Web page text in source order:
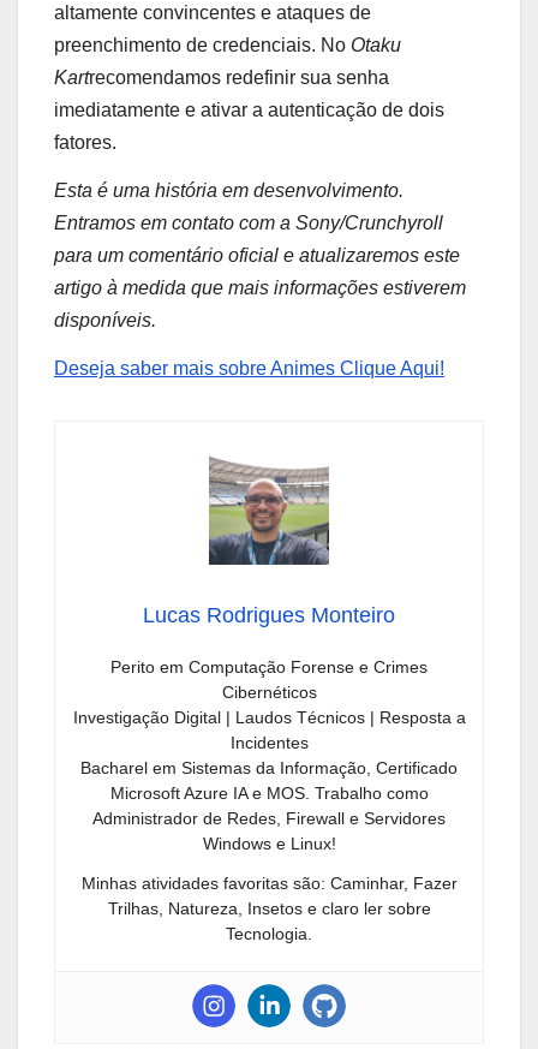
altamente convincentes e ataques de
preenchimento de credenciais. No Otaku
Kartrecomendamos redefinir sua senha
imediatamente e ativar a autenticação de dois
fatores.
Esta é uma história em desenvolvimento.
Entramos em contato com a Sony/Crunchyroll
para um comentário oficial e atualizaremos este
artigo à medida que mais informações estiverem
disponíveis.
Deseja saber mais sobre Animes Clique Aqui!
Lucas Rodrigues Monteiro
Perito em Computação Forense e Crimes
Cibernéticos
Investigação Digital | Laudos Técnicos | Resposta a
Incidentes
Bacharel em Sistemas da Informação, Certificado
Microsoft Azure IA e MOS. Trabalho como
Administrador de Redes, Firewall e Servidores
Windows e Linux!
Minhas atividades favoritas são: Caminhar, Fazer
Trilhas, Natureza, Insetos e claro ler sobre
Tecnologia.